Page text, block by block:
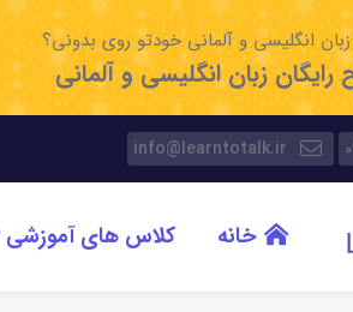
انگلیسی و آلمانی خودتو روی بدونی؟
زبان انگلیسی و آلمانی
info@learntotalk.ir
خانه کلاس های آموزشی